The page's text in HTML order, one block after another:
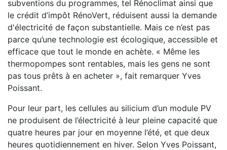
subventions du programmes, tel Rénoclimat ainsi que
le crédit d’impôt RénoVert, réduisent aussi la demande
d'électricité de façon substantielle. Mais ce n’est pas
parce qu’une technologie est écologique, accessible et
efficace que tout le monde en achète. « Même les
thermopompes sont rentables, mais les gens ne sont
pas tous prêts à en acheter », fait remarquer Yves
Poissant.
Pour leur part, les cellules au silicium d’un module PV
ne produisent de l’électricité à leur pleine capacité que
quatre heures par jour en moyenne l’été, et que deux
heures quotidiennement en hiver. Selon Yves Poissant,